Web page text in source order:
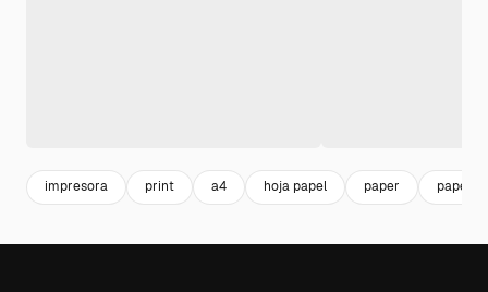
impresora print a4 hoja papel paper papel